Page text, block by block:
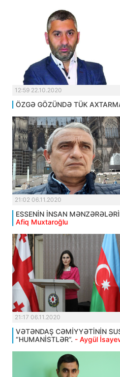
12:59 22.10.2020
ÖZGƏ GÖZÜNDƏ TÜK
21:02 06.11.2020
ESSENİN İNSAN
Afiq Muxtaroğlu
21:17 06.11.2020
VƏTƏNDAŞ CƏMİYYƏTİNİN
“HUMANİSTLƏR”. - Aygül